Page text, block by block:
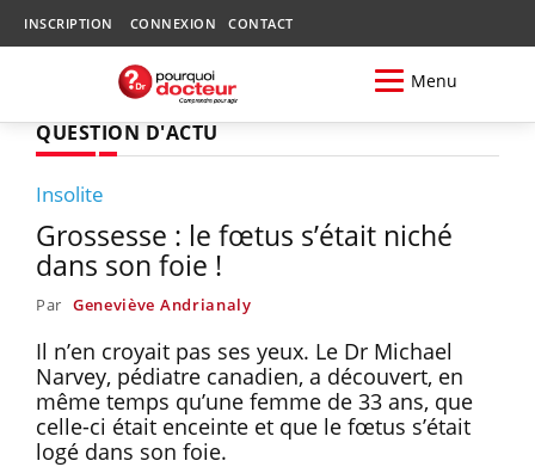
INSCRIPTION CONNEXION CONTACT
Menu
QUESTION D'ACTU
Insolite
Grossesse : le fœtus s’était niché
dans son foie !
Par Geneviève Andrianaly
Il n’en croyait pas ses yeux. Le Dr Michael
Narvey, pédiatre canadien, a découvert, en
même temps qu’une femme de 33 ans, que
celle-ci était enceinte et que le fœtus s’était
logé dans son foie.